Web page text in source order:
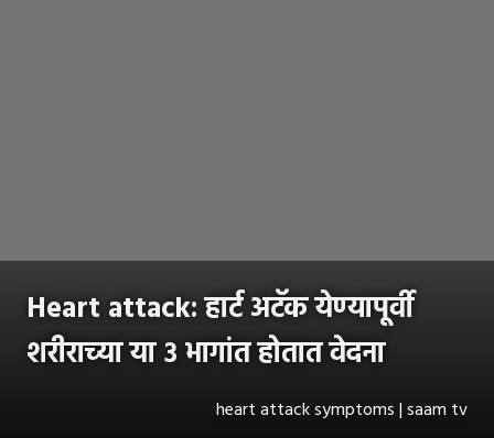
Heart attack: हार्ट अटॅक येण्यापूर्वी
शरीराच्या या ३ भागांत होतात वेदना
heart attack symptoms | saam tv